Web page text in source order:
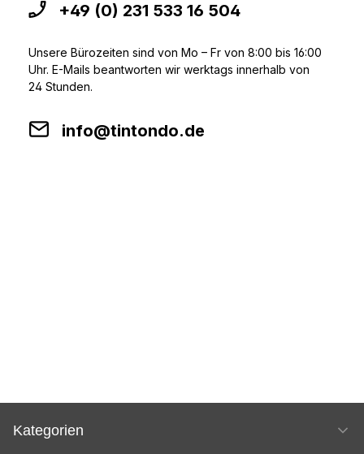
+49 (0) 231 533 16 504
Unsere Bürozeiten sind von Mo – Fr von 8:00 bis 16:00
Uhr. E-Mails beantworten wir werktags innerhalb von
24 Stunden.
info@tintondo.de
Kategorien